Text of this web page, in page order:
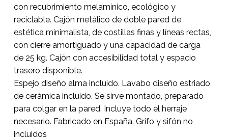
con recubrimiento melamínico, ecológico y
reciclable. Cajón metálico de doble pared de
estética minimalista, de costillas finas y líneas rectas,
con cierre amortiguado y una capacidad de carga
de 25 kg. Cajón con accesibilidad total y espacio
trasero disponible.
Espejo diseño alma incluido. Lavabo diseño estriado
de cerámica incluido. Se sirve montado, preparado
para colgar en la pared. Incluye todo el herraje
necesario. Fabricado en España. Grifo y sifón no
incluidos